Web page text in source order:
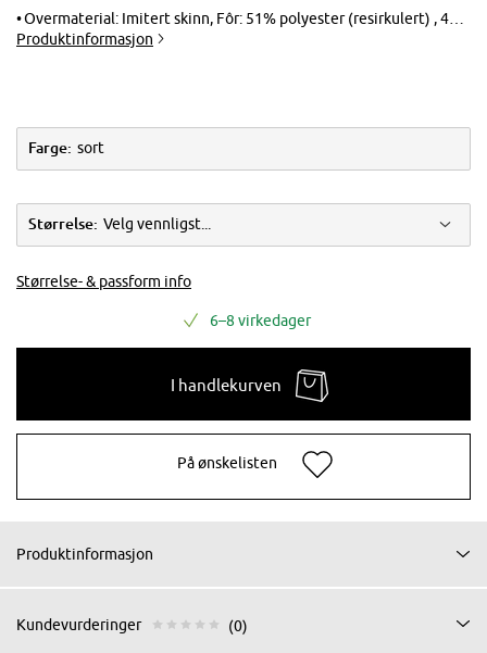
forstørre
Overmaterial: Imitert skinn, Fôr: 51% polyester (resirkulert) , 49% polyester, Yttersåle: Syntetisk, Innersåle: Imitert skinn
Produktinformasjon
Farge: sort
Størrelse: Velg vennligst...
Størrelse- & passform info
6–8 virkedager
I handlekurven
På ønskelisten
Produktinformasjon
Kundevurderinger (0)